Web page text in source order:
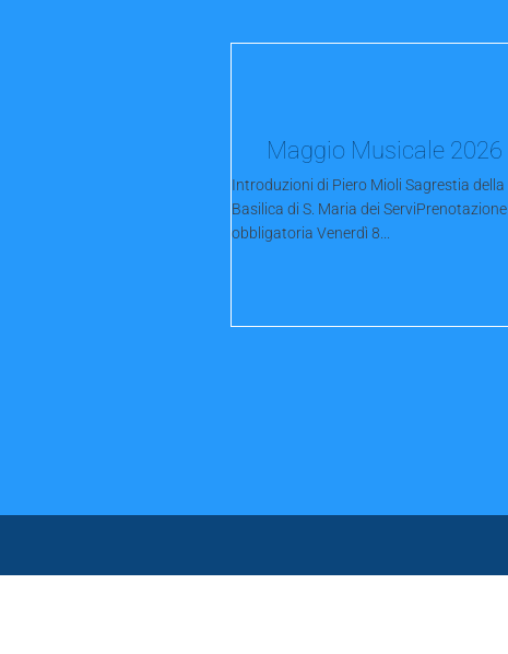
Maggio Musicale 2026
Introduzioni di Piero Mioli Sagrestia della
Basilica di S. Maria dei ServiPrenotazione
obbligatoria Venerdì 8...